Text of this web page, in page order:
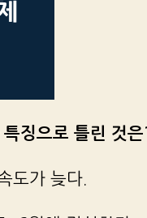
징으로 틀린 것
도가 늦다.